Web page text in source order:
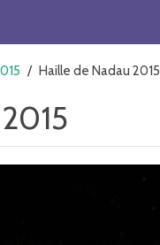
/ Haille de Nadau 2015